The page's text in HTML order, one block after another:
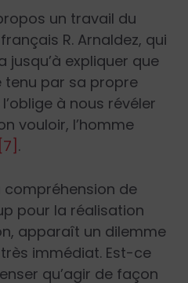
un travail du
R. Arnaldez, qui
jusqu’à expliquer que
tenu par sa propre
à nous révéler
vouloir, l’homme
[7] .
compréhension de
pour la réalisation
apparaît un dilemme
immédiat. Est-ce
qu’agir de façon